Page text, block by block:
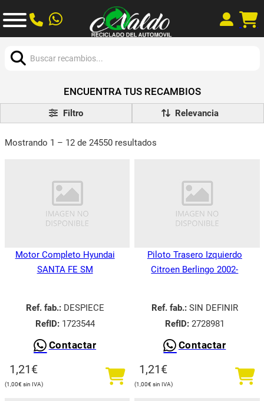
ENCUENTRA TUS RECAMBIOS
Filtro
Mostrando 1 – 12 de 24550 resultados
Motor Completo Hyundai
SANTA FE SM
Ref. fab.:DESPIECE
RefID:1723544
Contactar
1,21€
1,00€
Piloto Trasero Izquierdo
Citroen Berlingo 2002-
Ref. fab.:SIN DEFINIR
RefID:2728981
Contactar
1,21€
1,00€